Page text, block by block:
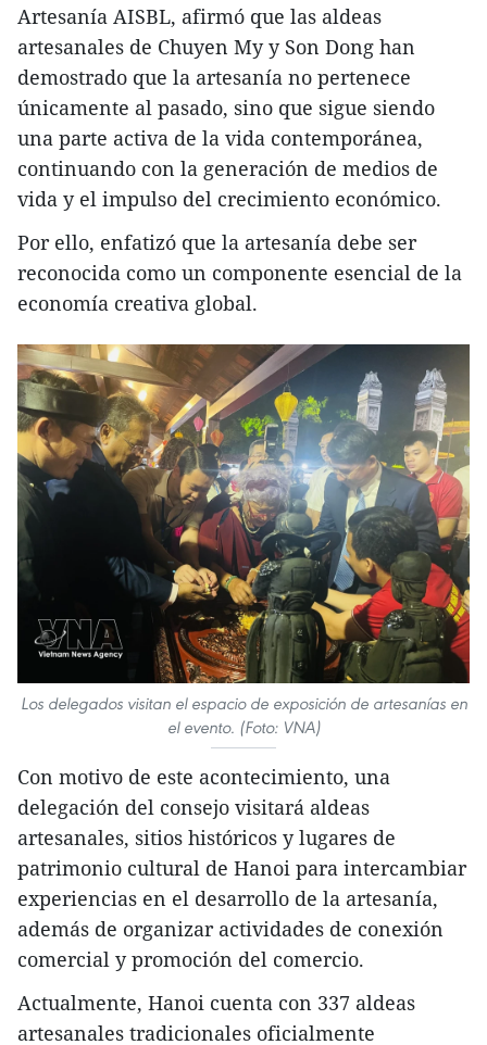
Artesanía AISBL, afirmó que las aldeas
artesanales de Chuyen My y Son Dong han
demostrado que la artesanía no pertenece
únicamente al pasado, sino que sigue siendo
una parte activa de la vida contemporánea,
continuando con la generación de medios de
vida y el impulso del crecimiento económico.
Por ello, enfatizó que la artesanía debe ser
reconocida como un componente esencial de la
economía creativa global.
Los delegados visitan el espacio de exposición de artesanías en
el evento. (Foto: VNA)
Con motivo de este acontecimiento, una
delegación del consejo visitará aldeas
artesanales, sitios históricos y lugares de
patrimonio cultural de Hanoi para intercambiar
experiencias en el desarrollo de la artesanía,
además de organizar actividades de conexión
comercial y promoción del comercio.
Actualmente, Hanoi cuenta con 337 aldeas
artesanales tradicionales oficialmente